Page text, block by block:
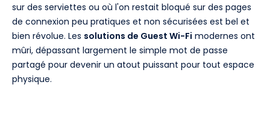
sur des serviettes ou où l'on restait bloqué sur des pages
de connexion peu pratiques et non sécurisées est bel et
bien révolue. Les solutions de Guest Wi-Fi modernes ont
mûri, dépassant largement le simple mot de passe
partagé pour devenir un atout puissant pour tout espace
physique.